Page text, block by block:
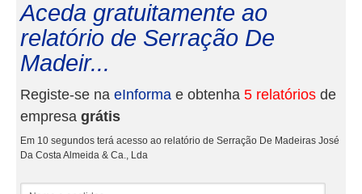
Aceda gratuitamente ao
relatório de Serração De
Madeir...
Registe-se na eInforma e obtenha 5 relatórios de
empresa grátis
Em 10 segundos terá acesso ao relatório de Serração De Madeiras José
Da Costa Almeida & Ca., Lda